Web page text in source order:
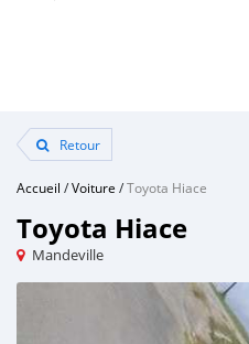
Retour
Accueil /Voiture /Toyota Hiace
Toyota Hiace
Mandeville